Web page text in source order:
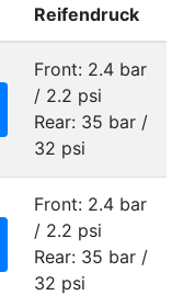
Reifendruck
Front: 2.4 bar
/ 2.2 psi
Rear: 35 bar /
32 psi
Front: 2.4 bar
/ 2.2 psi
Rear: 35 bar /
32 psi